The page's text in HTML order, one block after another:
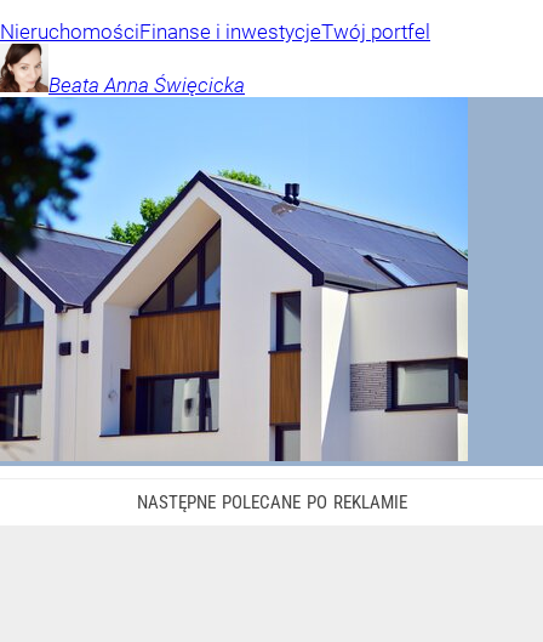
NieruchomościFinanse i inwestycjeTwój portfel
Beata Anna Święcicka